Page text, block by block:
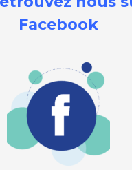
Facebook